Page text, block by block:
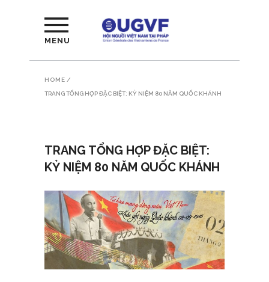
MENU
HOME /
TRANG TỔNG HỢP ĐẶC BIỆT: KỶ NIỆM 80 NĂM QUỐC KHÁNH
TRANG TỔNG HỢP ĐẶC BIỆT:
KỶ NIỆM 80 NĂM QUỐC KHÁNH